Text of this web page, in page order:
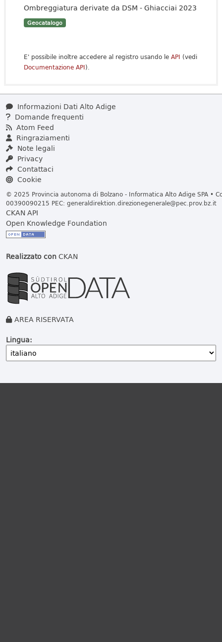
Ombreggiatura derivate da DSM - Ghiacciai 2023
Geocatalogo
E' possibile inoltre accedere al registro usando le API (vedi
Documentazione API).
Informazioni Dati Alto Adige
Domande frequenti
Atom Feed
Ringraziamenti
Note legali
Privacy
Contattaci
Cookie
© 2025 Provincia autonoma di Bolzano - Informatica Alto Adige SPA •
00390090215 PEC: generaldirektion.direzionegenerale@pec.prov.bz.it
CKAN API
Open Knowledge Foundation
Realizzato conCKAN
AREA RISERVATA
Lingua